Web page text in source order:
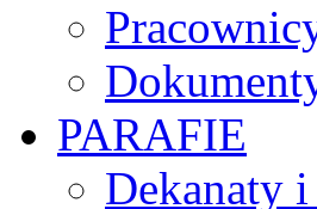
PARAFIE
Dekanaty